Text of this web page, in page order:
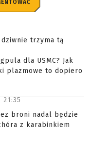
trzyma tą
dla USMC? Jak
plazmowe to dopiero
21:35
broni nadal będzie
z karabinkiem